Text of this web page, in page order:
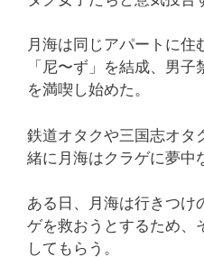
月海は同じアパートに住
「尼〜ず」を結成、男
を満喫し始めた。
鉄道オタクや三国志オタ
緒に月海はクラゲに夢中
ある日、月海は行きつけ
ゲを救おうとするため、
してもらう。